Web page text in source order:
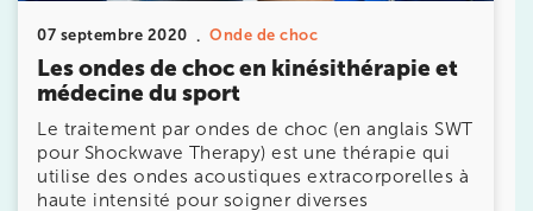
07 septembre 2020 Onde de choc
Les ondes de choc en kinésithérapie et
médecine du sport
Le traitement par ondes de choc (en anglais SWT
pour Shockwave Therapy) est une thérapie qui
utilise des ondes acoustiques extracorporelles à
haute intensité pour soigner diverses
380 Av. de la Division Leclerc 92290
Châtenay-Malabry
380 Av. de la Division Leclerc 92290 Châtenay-
01 43 50 05 24
Prenez RDV sur
Prenez RDV sur